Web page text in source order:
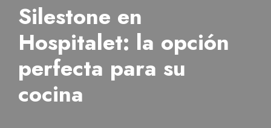
Silestone en
Hospitalet: la opción
perfecta para su
cocina